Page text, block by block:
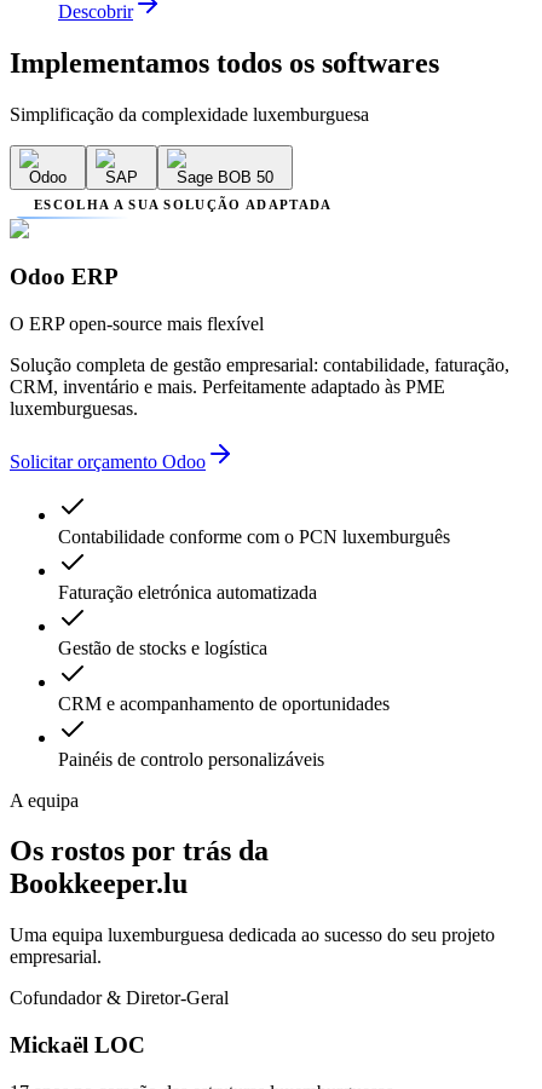
Descobrir
Implementamos todos os softwares
Simplificação da complexidade luxemburguesa
Odoo SAP Sage BOB 50
ESCOLHA A SUA SOLUÇÃO ADAPTADA
Odoo ERP
O ERP open-source mais flexível
Solução completa de gestão empresarial: contabilidade, faturação,
CRM, inventário e mais. Perfeitamente adaptado às PME
luxemburguesas.
Solicitar orçamento Odoo
Contabilidade conforme com o PCN luxemburguês
Faturação eletrónica automatizada
Gestão de stocks e logística
CRM e acompanhamento de oportunidades
Painéis de controlo personalizáveis
A equipa
Os rostos por trás da
Bookkeeper.lu
Uma equipa luxemburguesa dedicada ao sucesso do seu projeto
empresarial.
Cofundador & Diretor-Geral
Mickaël LOC